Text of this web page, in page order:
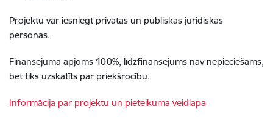
Projektu var iesniegt privātas un publiskas juridiskas
personas.
Finansējuma apjoms 100%, līdzfinansējums nav nepieciešams,
bet tiks uzskatīts par priekšrocību.
Informācija par projektu un pieteikuma veidlapa